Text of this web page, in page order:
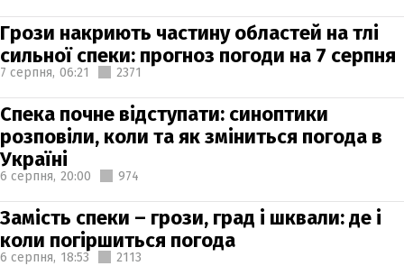
Грози накриють частину областей на тлі
сильної спеки: прогноз погоди на 7 серпня
7 серпня, 06:21 2371
Спека почне відступати: синоптики
розповіли, коли та як зміниться погода в
Україні
6 серпня, 20:00 974
Замість спеки – грози, град і шквали: де і
коли погіршиться погода
6 серпня, 18:53 2113